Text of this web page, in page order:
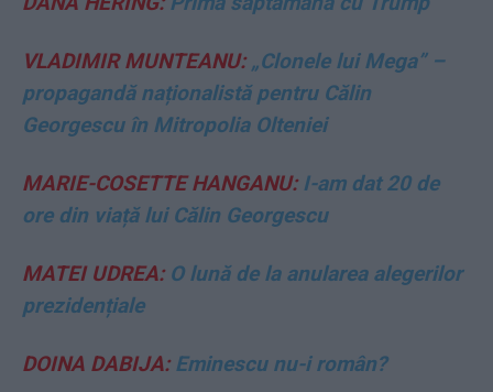
VLADIMIR MUNTEANU:„Clonele lui Mega” –
propagandă naționalistă pentru Călin
Georgescu în Mitropolia Olteniei
MARIE-COSETTE HANGANU:I-am dat 20 de
ore din viață lui Călin Georgescu
MATEI UDREA:O lună de la anularea alegerilor
prezidențiale
DOINA DABIJA:Eminescu nu-i român?